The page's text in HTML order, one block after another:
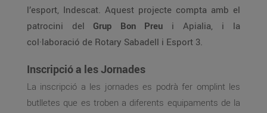
l’esport, Indescat. Aquest projecte compta amb el
patrocini del Grup Bon Preu i Apialia, i la
col·laboració de Rotary Sabadell i Esport 3.
Inscripció a les Jornades
La inscripció a les jornades es podrà fer omplint les
butlletes que es troben a diferents equipaments de la